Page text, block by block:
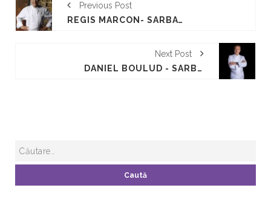
Previous Post
RÉGIS MARCON- SARBATOAREA GUSTULUI
Next Post
DANIEL BOULUD - SARBATOAREA GUSTULUI